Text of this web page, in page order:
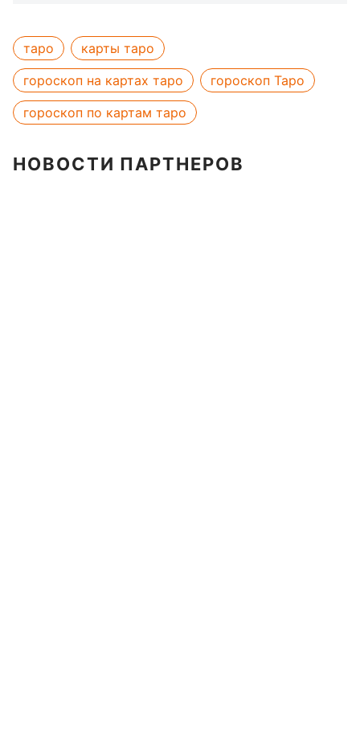
таро
карты таро
гороскоп на картах таро
гороскоп Таро
гороскоп по картам таро
НОВОСТИ ПАРТНЕРОВ